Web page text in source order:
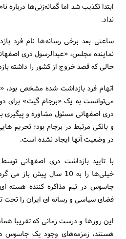
ابتدا تکذیب شد اما گمانه‌زنی‌ها
نداد.
ساعتی بعد برخی رسانه‌ها نام فرد
نماینده مجلس، «عبدالرسول دری
حالی که قصد خروج از کشور را داشته
اتهام فرد بازداشت شده مشخص بود،
می‌توانست به یک «برجام گیت» برای
دری اصفهانی مسئول مشاوره و پیگیری
و بانکی مرتبط در برجام بود؛ تحریم
در وضعیت آنها ایجاد نشده است.
با تایید بازداشت دری اصفهانی
خیلی‌ها را به 10 سال پیش
جاسوس در تیم مذاکره کننده هسته
فضای سیاسی و رسانه ای ایران را تحت
این روزها و درست زمانی که تقریبا
هستند، زمزمه‌های وجود یک جاسوس